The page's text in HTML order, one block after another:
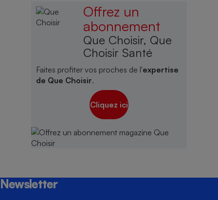
Offrez un
abonnement
Que Choisir, Que
Choisir Santé
Faites profiter vos proches de l'expertise
de Que Choisir.
Cliquez ici
Newsletter